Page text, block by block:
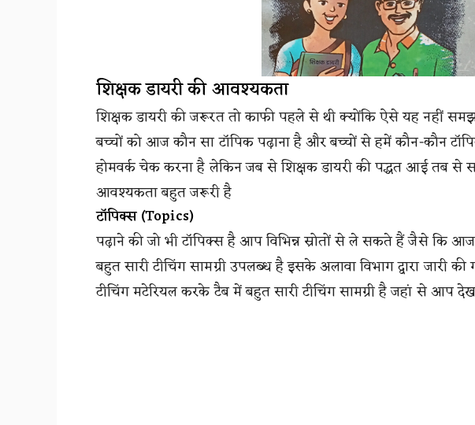
शिक्षक डायरी की आवश्यकता
शिक्षक डायरी की जरूरत तो काफी पहले से थी क्योंकि ऐसे यह नहीं
बच्चों को आज कौन सा टॉपिक पढ़ाना है और बच्चों से हमें कौन-कौन
होमवर्क चेक करना है लेकिन जब से शिक्षक डायरी की पद्धत आई तब से
आवश्यकता बहुत जरूरी है
टॉपिक्स (Topics)
पढ़ाने की जो भी टॉपिक्स है आप विभिन्न स्रोतों से ले सकते हैं जैसे कि
बहुत सारी टीचिंग सामग्री उपलब्ध है इसके अलावा विभाग द्वारा जारी
टीचिंग मटेरियल करके टैब में बहुत सारी टीचिंग सामग्री है जहां से आप